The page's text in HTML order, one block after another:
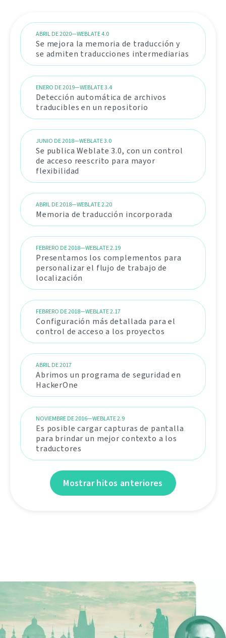
ABRIL DE 2020—WEBLATE 4.0
Se mejora la memoria de traducción y
se admiten traducciones intermediarias
ENERO DE 2019—WEBLATE 3.4
Detección automática de archivos
traducibles en un repositorio
JUNIO DE 2018—WEBLATE 3.0
Se publica Weblate 3.0, con un control
de acceso reescrito para mayor
flexibilidad
ABRIL DE 2018—WEBLATE 2.20
Memoria de traducción incorporada
FEBRERO DE 2018—WEBLATE 2.19
Presentamos los complementos para
personalizar el flujo de trabajo de
localización
FEBRERO DE 2018—WEBLATE 2.17
Configuración más detallada para el
control de acceso a los proyectos
ABRIL DE 2017
Abrimos un programa de seguridad en
HackerOne
NOVIEMBRE DE 2016—WEBLATE 2.9
Es posible cargar capturas de pantalla
para brindar un mejor contexto a los
traductores
Mostrar hitos anteriores